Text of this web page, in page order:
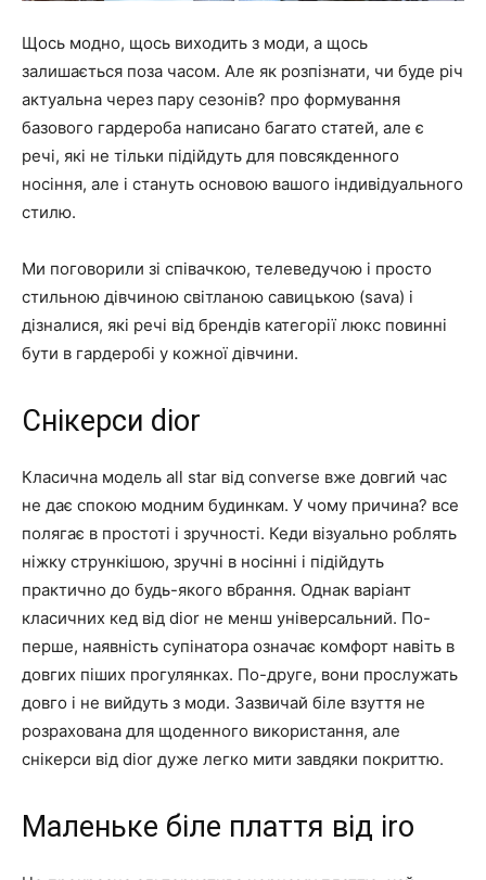
Щось модно, щось виходить з моди, а щось
залишається поза часом. Але як розпізнати, чи буде річ
актуальна через пару сезонів? про формування
базового гардероба написано багато статей, але є
речі, які не тільки підійдуть для повсякденного
носіння, але і стануть основою вашого індивідуального
стилю.
Ми поговорили зі співачкою, телеведучою і просто
стильною дівчиною світланою савицькою (sava) і
дізналися, які речі від брендів категорії люкс повинні
бути в гардеробі у кожної дівчини.
Снікерси dior
Класична модель all star від converse вже довгий час
не дає спокою модним будинкам. У чому причина? все
полягає в простоті і зручності. Кеди візуально роблять
ніжку стрункішою, зручні в носінні і підійдуть
практично до будь-якого вбрання. Однак варіант
класичних кед від dior не менш універсальний. По-
перше, наявність супінатора означає комфорт навіть в
довгих піших прогулянках. По-друге, вони прослужать
довго і не вийдуть з моди. Зазвичай біле взуття не
розрахована для щоденного використання, але
снікерси від dior дуже легко мити завдяки покриттю.
Маленьке біле плаття від iro